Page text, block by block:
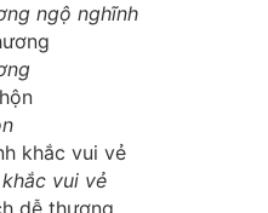
ngộ nghĩnh
vui vẻ